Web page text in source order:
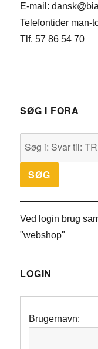
E-mail:
Telefontider man-
Tlf. 57 86 54 70
SØG I FORA
Ved login brug
"webshop"
LOGIN
Brugernavn: